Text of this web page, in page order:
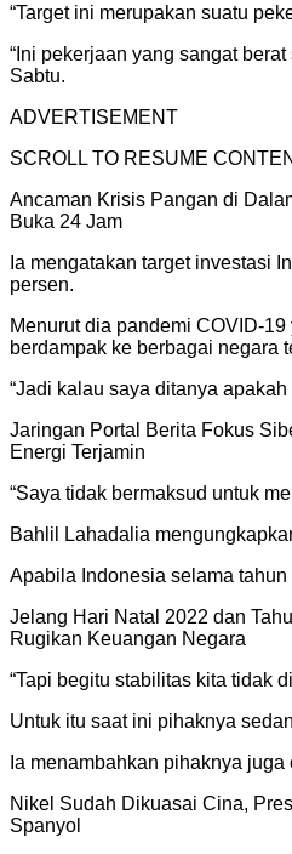
“Target ini merupakan suatu
“Ini pekerjaan yang sangat
Sabtu.
ADVERTISEMENT
SCROLL TO RESUME
Ancaman Krisis Pangan di
Buka 24 Jam
Ia mengatakan target investasi
persen.
Menurut dia pandemi COVID-
berdampak ke berbagai negara
“Jadi kalau saya ditanya
Jaringan Portal Berita Fokus
Energi Terjamin
“Saya tidak bermaksud untuk
Bahlil Lahadalia
Apabila Indonesia selama
Jelang Hari Natal 2022 dan
Rugikan Keuangan Negara
“Tapi begitu stabilitas kita tidak
Untuk itu saat ini pihaknya
Ia menambahkan pihaknya
Nikel Sudah Dikuasai Cina,
Spanyol